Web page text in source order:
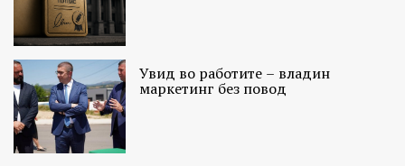
Увид во работите – владин
маркетинг без повод